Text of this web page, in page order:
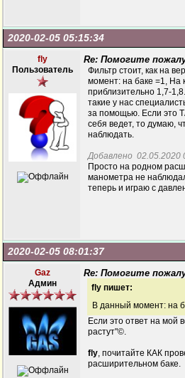
2020-02-05 05:15:34
fly
Пользователь
Re: Помогите
Фильтр стоит, как на
момент: на баке =1, На
приблизительно 1,7-
такие у нас
за помощью. Если это
себя ведет, то думаю,
наблюдать.
Добавлено 02.05.2020
Просто на родном
манометра не
теперь и играю с
2020-02-05 08:01:37
Gaz
Админ
Re: Помогите
fly пишет:
В данный момент: на
Если это ответ на мой
растут"©.
fly, почитайте КАК
расширительном баке.